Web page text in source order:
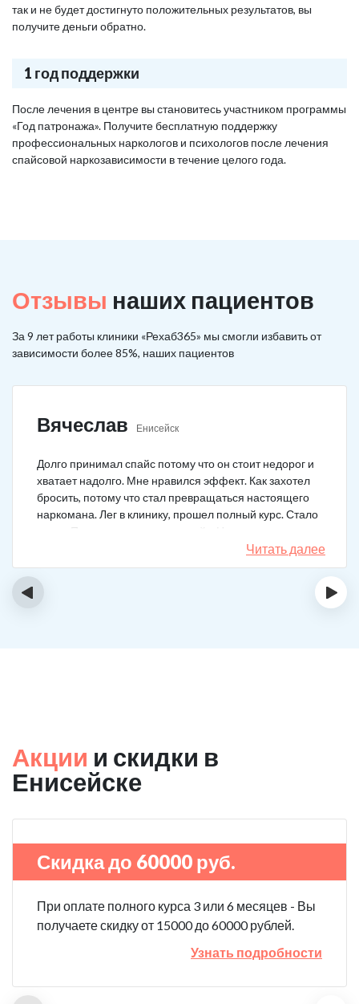
так и не будет достигнуто положительных результатов, вы
получите деньги обратно.
1 год поддержки
После лечения в центре вы становитесь участником программы
«Год патронажа». Получите бесплатную поддержку
профессиональных наркологов и психологов после лечения
спайсовой наркозависимости в течение целого года.
Отзывы наших пациентов
За 9 лет работы клиники «Рехаб365» мы смогли избавить от
зависимости более 85%, наших пациентов
Вячеслав Енисейск
Долго принимал спайс потому что он стоит недорог и
хватает надолго. Мне нравился эффект. Как захотел
бросить, потому что стал превращаться настоящего
наркомана. Лег в клинику, прошел полный курс. Стало
легче. Перестало тянуть на спайс. Начал жить заново.
Читать далее
‹ ›
Акции и скидки в
Енисейске
Скидка до 60000 руб.
При оплате полного курса 3 или 6 месяцев - Вы
получаете скидку от 15000 до 60000 рублей.
Узнать подробности